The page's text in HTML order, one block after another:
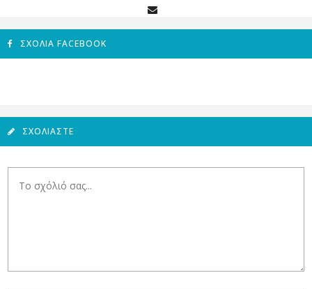
ΣΧΌΛΙΑ FACEBOOK
ΣΧΟΛΙΆΣΤΕ